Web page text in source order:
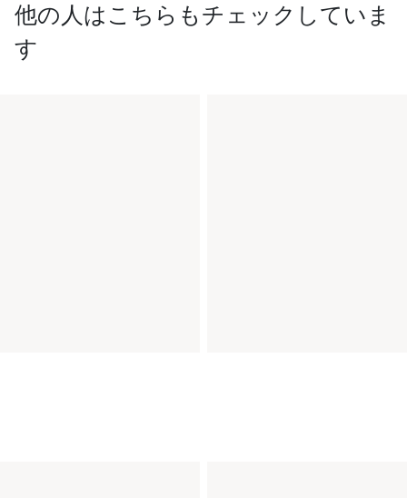
他の人はこちらもチェックしていま
す